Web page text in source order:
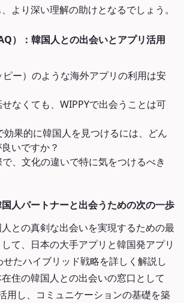
より深い理解の助けとなるでしょう。
）：韓国人との出会いとアプリ活用
ピー）のような海外アプリの利用は安
なくても、WIPPYで出会うことは可
果的に韓国人を見つけるには、どん
いですか？
、文化の違いで特に気をつけるべき
人パートナーと出会うための次の一歩
との真剣な出会いを実現するための最
て、日本の大手アプリと韓国発アプリ
せたハイブリッド戦略を詳しく解説し
住の韓国人との出会いの窓口として
用し、コミュニケーションの基礎を築